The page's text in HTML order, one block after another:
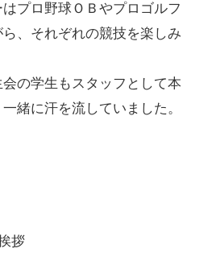
プロ野球ＯＢやプロゴルフ
、それぞれの競技を楽しみ
の学生もスタッフとして本
緒に汗を流していました。
拶